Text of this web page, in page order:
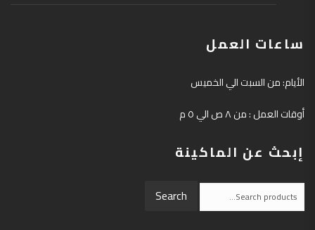
ساعات العمل
الأيام: من السبت الي الخميس
أوقات العمل : من ٨ ص الي ٥ م
إبحث عن الماكينة
Search
for:
Search